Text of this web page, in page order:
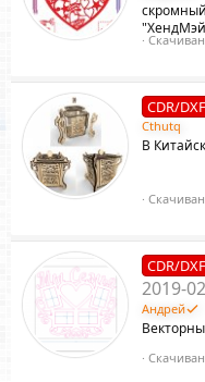
CDR/DXF
Cthutq
В
CDR/DXF
2019-
Андрей